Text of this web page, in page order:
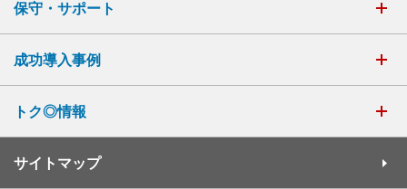
保守・サポート
成功導入事例
トク◎情報
サイトマップ